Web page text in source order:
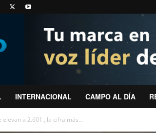
INTERNACIONAL CAMPO AL DÍA
elevan a 2.601 , la cifra más...